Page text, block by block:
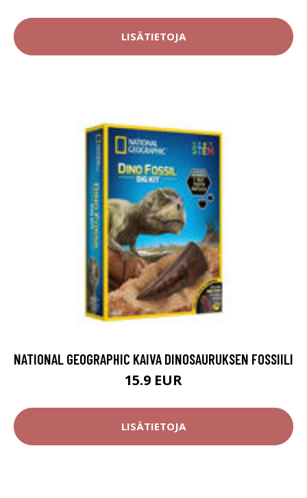
LISÄTIETOJA
NATIONAL GEOGRAPHIC KAIVA DINOSAURUKSEN FOSSIILI
15.9 EUR
LISÄTIETOJA